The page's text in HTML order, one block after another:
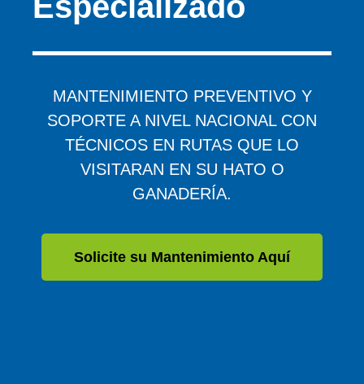
MANTENIMIENTO PREVENTIVO Y
SOPORTE A NIVEL NACIONAL CON
TÉCNICOS EN RUTAS QUE LO
VISITARAN EN SU HATO O
GANADERÍA.
Solicite su Mantenimiento Aquí